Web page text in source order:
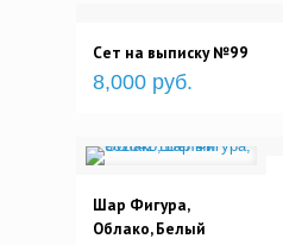
Сет на выписку №99
8,000 руб.
Шар Фигура,
Облако, Белый